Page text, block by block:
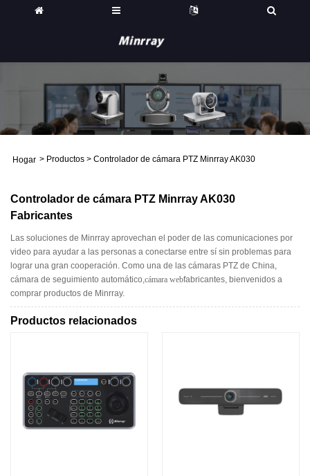
Hogar > Productos > Controlador de cámara PTZ Minrray AK030
Controlador de cámara PTZ Minrray AK030
Fabricantes
Las soluciones de Minrray aprovechan el poder de las comunicaciones por
video para ayudar a las personas a conectarse entre sí sin problemas para
lograr una gran cooperación. Como una de las cámaras PTZ de China,
cámara de seguimiento automático,cámara webfabricantes, bienvenidos a
comprar productos de Minrray.
Productos relacionados